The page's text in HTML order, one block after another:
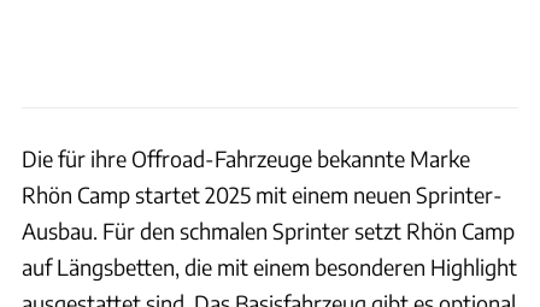
Die für ihre Offroad-Fahrzeuge bekannte Marke
Rhön Camp startet 2025 mit einem neuen Sprinter-
Ausbau. Für den schmalen Sprinter setzt Rhön Camp
auf Längsbetten, die mit einem besonderen Highlight